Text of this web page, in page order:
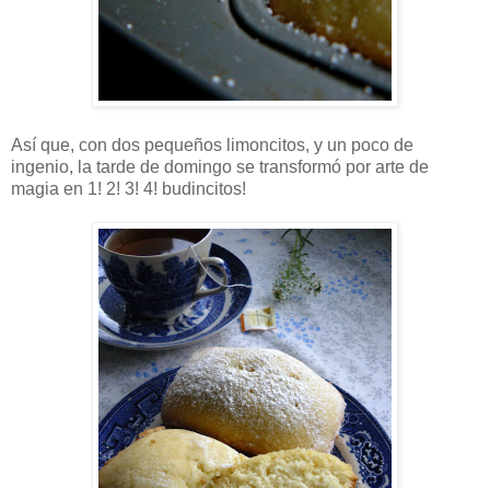
Así que, con dos pequeños limoncitos, y un poco de
ingenio, la tarde de domingo se transformó por arte de
magia en 1! 2! 3! 4! budincitos!